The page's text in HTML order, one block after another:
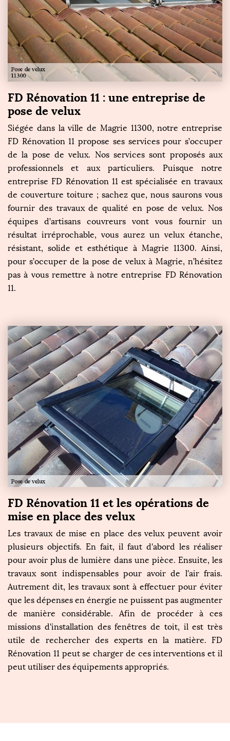
FD Rénovation 11 : une entreprise de
pose de velux
Siégée dans la ville de Magrie 11300, notre entreprise
FD Rénovation 11 propose ses services pour s’occuper
de la pose de velux. Nos services sont proposés aux
professionnels et aux particuliers. Puisque notre
entreprise FD Rénovation 11 est spécialisée en travaux
de couverture toiture ; sachez que, nous saurons vous
fournir des travaux de qualité en pose de velux. Nos
équipes d’artisans couvreurs vont vous fournir un
résultat irréprochable, vous aurez un velux étanche,
résistant, solide et esthétique à Magrie 11300. Ainsi,
pour s’occuper de la pose de velux à Magrie, n’hésitez
pas à vous remettre à notre entreprise FD Rénovation
11.
FD Rénovation 11 et les opérations de
mise en place des velux
Les travaux de mise en place des velux peuvent avoir
plusieurs objectifs. En fait, il faut d'abord les réaliser
pour avoir plus de lumière dans une pièce. Ensuite, les
travaux sont indispensables pour avoir de l'air frais.
Autrement dit, les travaux sont à effectuer pour éviter
que les dépenses en énergie ne puissent pas augmenter
de manière considérable. Afin de procéder à ces
missions d'installation des fenêtres de toit, il est très
utile de rechercher des experts en la matière. FD
Rénovation 11 peut se charger de ces interventions et il
peut utiliser des équipements appropriés.